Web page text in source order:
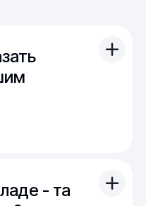
чертеж/проект
заданием.
вас как мелкую
- та